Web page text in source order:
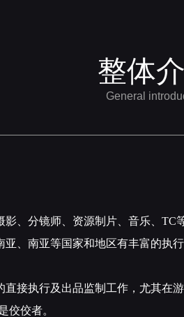
整体
General
、分镜师、资源制片、音乐、
、南亚等国家和地区有丰富的执行
接执行及出品监制工作，尤其在
佼佼者。